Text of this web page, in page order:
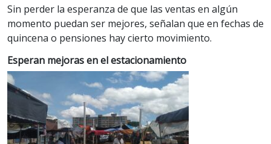
Sin perder la esperanza de que las ventas en algún
momento puedan ser mejores, señalan que en fechas de
quincena o pensiones hay cierto movimiento.
Esperan mejoras en el estacionamiento